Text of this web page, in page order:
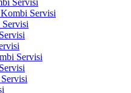
Servisi
Servisi
Servisi